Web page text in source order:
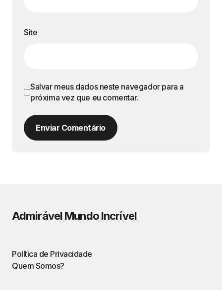
Site
Salvar meus dados neste navegador para a
próxima vez que eu comentar.
Enviar Comentário
Admirável Mundo Incrível
Política de Privacidade
Quem Somos?